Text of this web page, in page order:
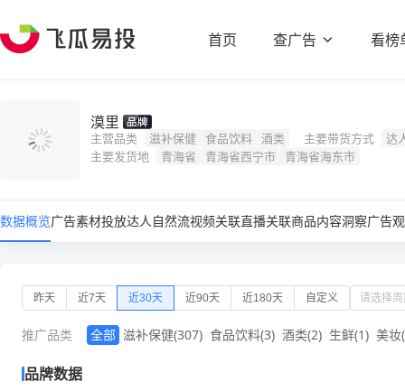
首页 查广告 看榜
漠里
主营品类 滋补保健 食品饮料 酒类 主要带货方式
达
主要发货地
青海省 青海省西宁市 青海省海东市
数据概览广告素材投放达人自然流视频关联直播关联商品内容洞察广告
昨天 近7天 近30天 近90天 近180天 自定义
推广品类 全部 滋补保健(307) 食品饮料(3) 酒类(2) 生鲜(1) 美妆
品牌数据